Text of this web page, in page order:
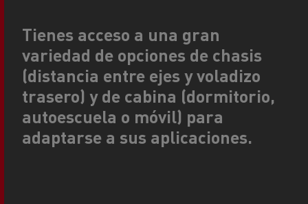
Tienes acceso a una gran
variedad de opciones de chasis
(distancia entre ejes y voladizo
trasero) y de cabina (dormitorio,
autoescuela o móvil) para
adaptarse a sus aplicaciones.